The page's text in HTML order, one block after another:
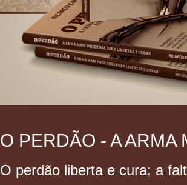
O PERDÃO - A ARMA
O perdão liberta e cura; a